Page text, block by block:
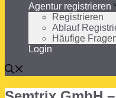
Agentur registrieren
Registrieren
Ablauf
Häufige
Login